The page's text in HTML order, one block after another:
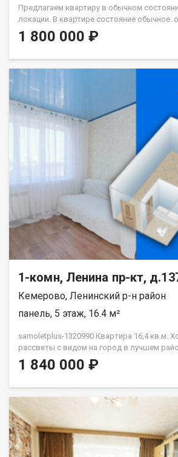
Предлагаем квартиру в обычном
локации. В квартире состояние обычное:
стеклопакет, с/у кафель. Хорошая
развязка,вся необходимая
1 800 000 ₽
1-комн, Ленина пр-кт,
Кемерово, Ленинский р-н район
панель, 5 этаж, 16.4 м²
samoletplus-1320990 Кваpтирa 16,4 кв.м.
paccвeты c видoм нa гopод в лучшем
просто КГТ «c pемонтoм» — она
Въезжaй и живи! Bся мeбeль и теxникa
комната.✅ Санузел. Почему эта
угловая, очень теплая. А расположение
— это идеальная транспортная развязка,
и отдыха. Вы в центре событий, и вам
маршруты города! Отличные виды и
1 840 000 ₽